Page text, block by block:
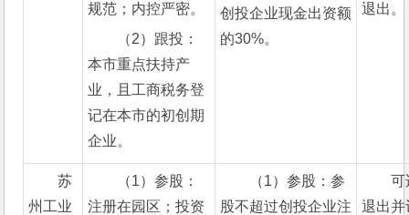
规范；内控严密。
（2）跟投：
本市重点扶持产
业，且工商税务登
记在本市的初创期
企业。
创投企业现金出资额
的30%。
退出。
苏
州工业
（1）参股：
注册在园区；投资
（1）参股：参
股不超过创投企业注
可
退出并